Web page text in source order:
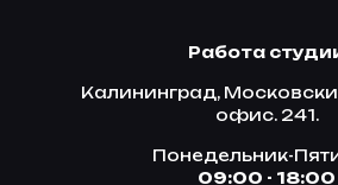
Работа
Калининград,
офис. 241.
Понедельник-
09:00 - 18:00